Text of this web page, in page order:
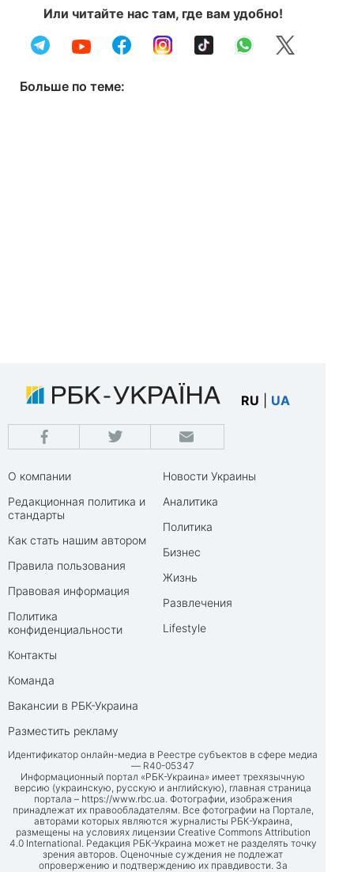
Или читайте нас там, где вам удобно!
Больше по теме:
RU UA
О компании
Редакционная политика и
стандарты
Как стать нашим автором
Правила пользования
Правовая информация
Политика
конфиденциальности
Контакты
Команда
Вакансии в РБК-Украина
Разместить рекламу
Новости Украины
Аналитика
Политика
Бизнес
Жизнь
Развлечения
Lifestyle
Идентификатор онлайн-медиа в Реестре субъектов в сфере медиа
— R40-05347
Информационный портал «РБК-Украина» имеет трехязычную
версию (украинскую, русскую и английскую), главная страница
портала – https://www.rbc.ua. Фотографии, изображения
принадлежат их правообладателям. Все фотографии на Портале,
авторами которых являются журналисты РБК-Украина,
размещены на условиях лицензии Creative Commons Attribution
4.0 International. Редакция РБК-Украина может не разделять точку
зрения авторов. Оценочные суждения не подлежат
опровержению и подтверждению их правдивости. За